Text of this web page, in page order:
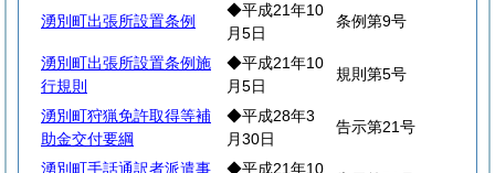
湧別町出張所設置条例
◆平成21年10
月5日
条例第9号
湧別町出張所設置条例施
行規則
◆平成21年10
月5日
規則第5号
湧別町狩猟免許取得等補
助金交付要綱
◆平成28年3
月30日
告示第21号
湧別町手話通訳者派遣事
◆平成21年10